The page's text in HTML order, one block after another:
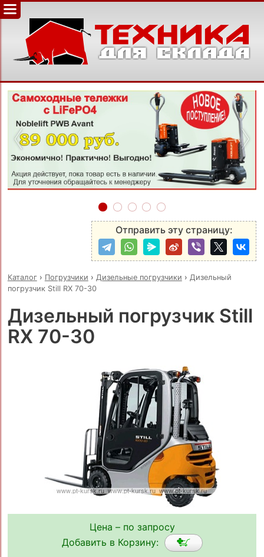
‹ ›
Отправить эту страницу:
Каталог› Погрузчики › Дизельные погрузчики › Дизельный
погрузчик Still RX 70-30
Дизельный погрузчик Still
RX 70-30
Цена – по запросу
Добавить в Корзину: